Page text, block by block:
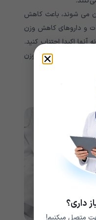
می شوند، باعث کاهش
و داروهای کاهش وزن
اکیدا اجتناب کنید.
در زمینه کاهش وزن
کنید.
داری؟
متصل میکنیم!